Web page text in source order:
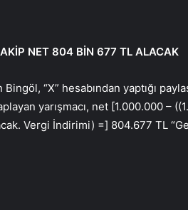
NET 804 BİN 677 TL ALACAK
Bingöl, “X” hesabından yaptığı
yarışmacı, net [1.000.000 –
Vergi İndirimi) =] 804.677 TL